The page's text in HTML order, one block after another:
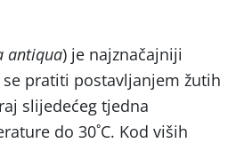
antiqua) je najznačajniji
pratiti postavljanjem žutih
slijedećeg tjedna
do 30˚C. Kod viših